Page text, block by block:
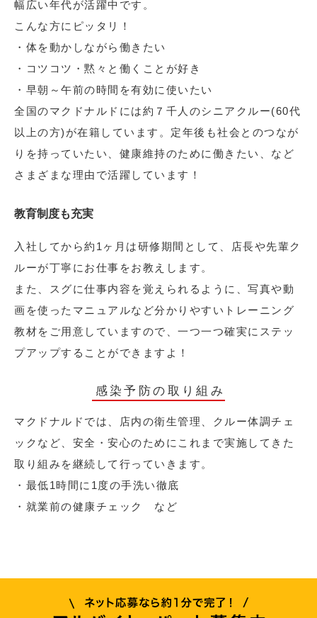
幅広い年代が活躍中です。
こんな方にピッタリ！
・体を動かしながら働きたい
・コツコツ・黙々と働くことが好き
・早朝～午前の時間を有効に使いたい
全国のマクドナルドには約７千人のシニアクルー(60代
以上の方)が在籍しています。定年後も社会とのつなが
りを持っていたい、健康維持のために働きたい、など
さまざまな理由で活躍しています！
教育制度も充実
入社してから約1ヶ月は研修期間として、店長や先輩ク
ルーが丁寧にお仕事をお教えします。
また、スグに仕事内容を覚えられるように、写真や動
画を使ったマニュアルなど分かりやすいトレーニング
教材をご用意していますので、一つ一つ確実にステッ
プアップすることができますよ！
感染予防の取り組み
マクドナルドでは、店内の衛生管理、クルー体調チェ
ックなど、安全・安心のためにこれまで実施してきた
取り組みを継続して行っていきます。
・最低1時間に1度の手洗い徹底
・就業前の健康チェック など